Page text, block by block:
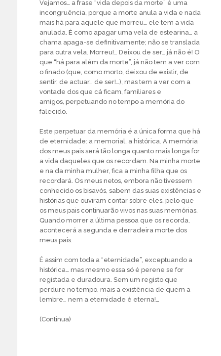
Vejamos… a frase “vida depois da morte” é uma
incongruência, porque a morte anula a vida e nada
mais há para aquele que morreu… ele tem a vida
anulada. É como apagar uma vela de estearina… a
chama apaga-se definitivamente; não se translada
para outra vela. Morreu!… Deixou de ser… já não é! O
que “há para além da morte”, já não tem a ver com
o finado (que, como morto, deixou de existir, de
sentir, de actuar… de ser!…), mas tem a ver com a
vontade dos que cá ficam, familiares e
amigos, perpetuando no tempo a memória do
falecido.
Este perpetuar da memória é a única forma que há
de eternidade: a memorial, a histórica. A memória
dos meus pais será tão longa quanto mais longa for
a vida daqueles que os recordam. Na minha morte
e na da minha mulher, fica a minha filha que os
recordará. Os meus netos, embora não tivessem
conhecido os bisavós, sabem das suas existências e
histórias que ouviram contar sobre eles, pelo que
os meus pais continuarão vivos nas suas memórias.
Quando morrer a última pessoa que os recorda,
acontecerá a segunda e derradeira morte dos
meus pais.
É assim com toda a “eternidade”, exceptuando a
histórica… mas mesmo essa só é perene se for
registada e duradoura. Sem um registo que
perdure no tempo, mais a existência de quem a
lembre… nem a eternidade é eterna!…
(Continua)